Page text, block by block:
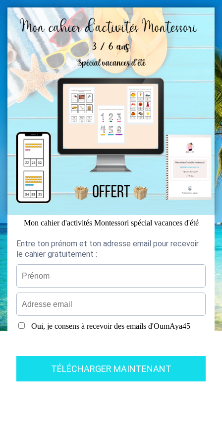
Mon cahier d'activités Montessori spécial vacances d'été
Entre ton prénom et ton adresse email pour recevoir
le cahier gratuitement :
Oui, je consens à recevoir des emails d'OumAya45
TÉLÉCHARGER MAINTENANT